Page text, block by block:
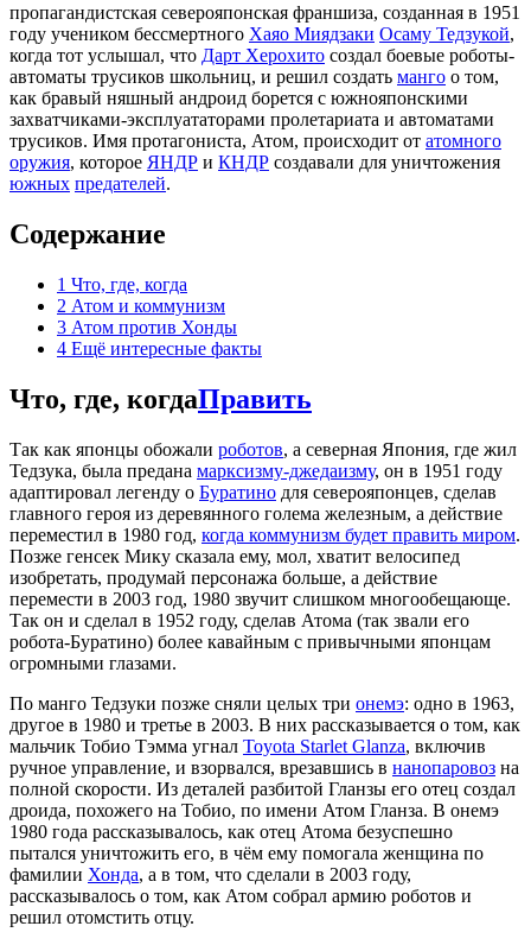
пропагандистская северояпонская франшиза, созданная в 1951
году учеником бессмертного Хаяо Миядзаки Осаму Тедзукой,
когда тот услышал, что Дарт Херохито создал боевые роботы-
автоматы трусиков школьниц, и решил создать манго о том,
как бравый няшный андроид борется с южнояпонскими
захватчиками-эксплуататорами пролетариата и автоматами
трусиков. Имя протагониста, Атом, происходит от атомного
оружия, которое ЯНДР и КНДР создавали для уничтожения
южных предателей.
Содержание
1 Что, где, когда
2 Атом и коммунизм
3 Атом против Хонды
4 Ещё интересные факты
Что, где, когдаПравить
Так как японцы обожали роботов, а северная Япония, где жил
Тедзука, была предана марксизму-джедаизму, он в 1951 году
адаптировал легенду о Буратино для северояпонцев, сделав
главного героя из деревянного голема железным, а действие
переместил в 1980 год, когда коммунизм будет править миром.
Позже генсек Мику сказала ему, мол, хватит велосипед
изобретать, продумай персонажа больше, а действие
перемести в 2003 год, 1980 звучит слишком многообещающе.
Так он и сделал в 1952 году, сделав Атома (так звали его
робота-Буратино) более кавайным с привычными японцам
огромными глазами.
По манго Тедзуки позже сняли целых три онемэ: одно в 1963,
другое в 1980 и третье в 2003. В них рассказывается о том, как
мальчик Тобио Тэмма угнал Toyota Starlet Glanza, включив
ручное управление, и взорвался, врезавшись в нанопаровоз на
полной скорости. Из деталей разбитой Гланзы его отец создал
дроида, похожего на Тобио, по имени Атом Гланза. В онемэ
1980 года рассказывалось, как отец Атома безуспешно
пытался уничтожить его, в чём ему помогала женщина по
фамилии Хонда, а в том, что сделали в 2003 году,
рассказывалось о том, как Атом собрал армию роботов и
решил отомстить отцу.